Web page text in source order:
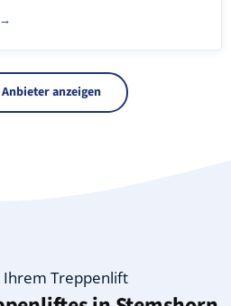
anzeigen
Ihrem Treppenlift